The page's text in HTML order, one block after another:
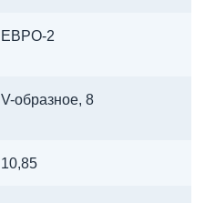
ЕВРО-2
V-образное, 8
10,85